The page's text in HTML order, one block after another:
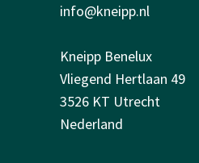
info@kneipp.nl
Kneipp Benelux
Vliegend Hertlaan 49
3526 KT Utrecht
Nederland